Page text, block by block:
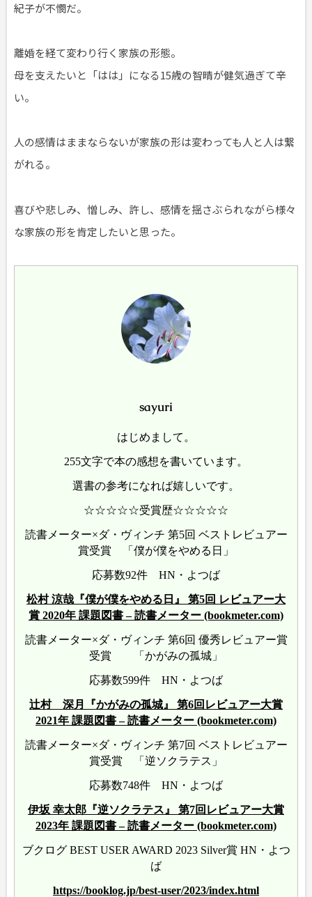
紀子が不憫だ。
離婚を経て変わり行く家族の形態。
母を支えたいと「はは」になる15歳の智晴が健気過ぎて辛
い。
人の感情はままならないが家族の形は変わっても人と人は繋
がれる。
喜びや悲しみ、憎しみ、許し、感情を揺さぶられながら様々
な家族の形を肯定したいと思った。
sayuri
はじめまして。
255文字で本の感想を書いています。
選書の参考になれば嬉しいです。
☆☆☆☆☆受賞歴☆☆☆☆☆
読書メーター×ダ・ヴィンチ 第5回 ベストレビュアー
賞受賞 「僕が僕をやめる日」
応募数92件 HN・よつば
松村 涼哉『僕が僕をやめる日』 第5回 レビュアー大
賞 2020年 課題図書 – 読書メーター (bookmeter.com)
読書メーター×ダ・ヴィンチ 第6回 優秀レビュアー賞
受賞 「かがみの孤城」
応募数599件 HN・よつば
辻村 深月『かがみの孤城』 第6回レビュアー大賞
2021年 課題図書 – 読書メーター (bookmeter.com)
読書メーター×ダ・ヴィンチ 第7回 ベストレビュアー
賞受賞 「逆ソクラテス」
応募数748件 HN・よつば
伊坂 幸太郎『逆ソクラテス』 第7回レビュアー大賞
2023年 課題図書 – 読書メーター (bookmeter.com)
ブクログ BEST USER AWARD 2023 Silver賞 HN・よつ
ば
https://booklog.jp/best-user/2023/index.html